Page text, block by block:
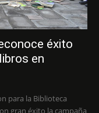
éxito
en
para la Biblioteca